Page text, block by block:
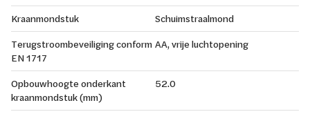
Kraanmondstuk
Schuimstraalmond
Terugstroombeveiliging conform
EN 1717
AA, vrije luchtopening
Opbouwhoogte onderkant
kraanmondstuk (mm)
52.0